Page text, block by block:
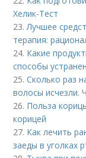
Хелик-Тест
23.Лучшее
терапия:
24. Какие
способы
25.Сколько раз
волосы исчезли.
26. Польза
корицей
27. Как лечить
заеды в уголках